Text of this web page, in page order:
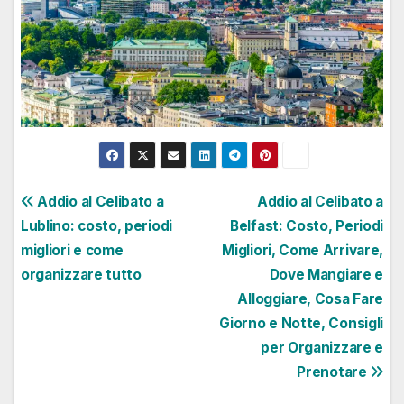
Navigazione
articoli
Addio al Celibato a
Belfast: Costo, Periodi
Migliori, Come Arrivare,
Dove Mangiare e
Alloggiare, Cosa Fare
Giorno e Notte, Consigli
per Organizzare e
Prenotare
Addio al Celibato a
Lublino: costo, periodi
migliori e come
organizzare tutto